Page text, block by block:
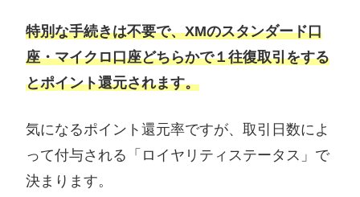
特別な手続きは不要で、XMのスタンダード口
座・マイクロ口座どちらかで１往復取引をする
とポイント還元されます。
気になるポイント還元率ですが、取引日数によ
って付与される「ロイヤリティステータス」で
決まります。